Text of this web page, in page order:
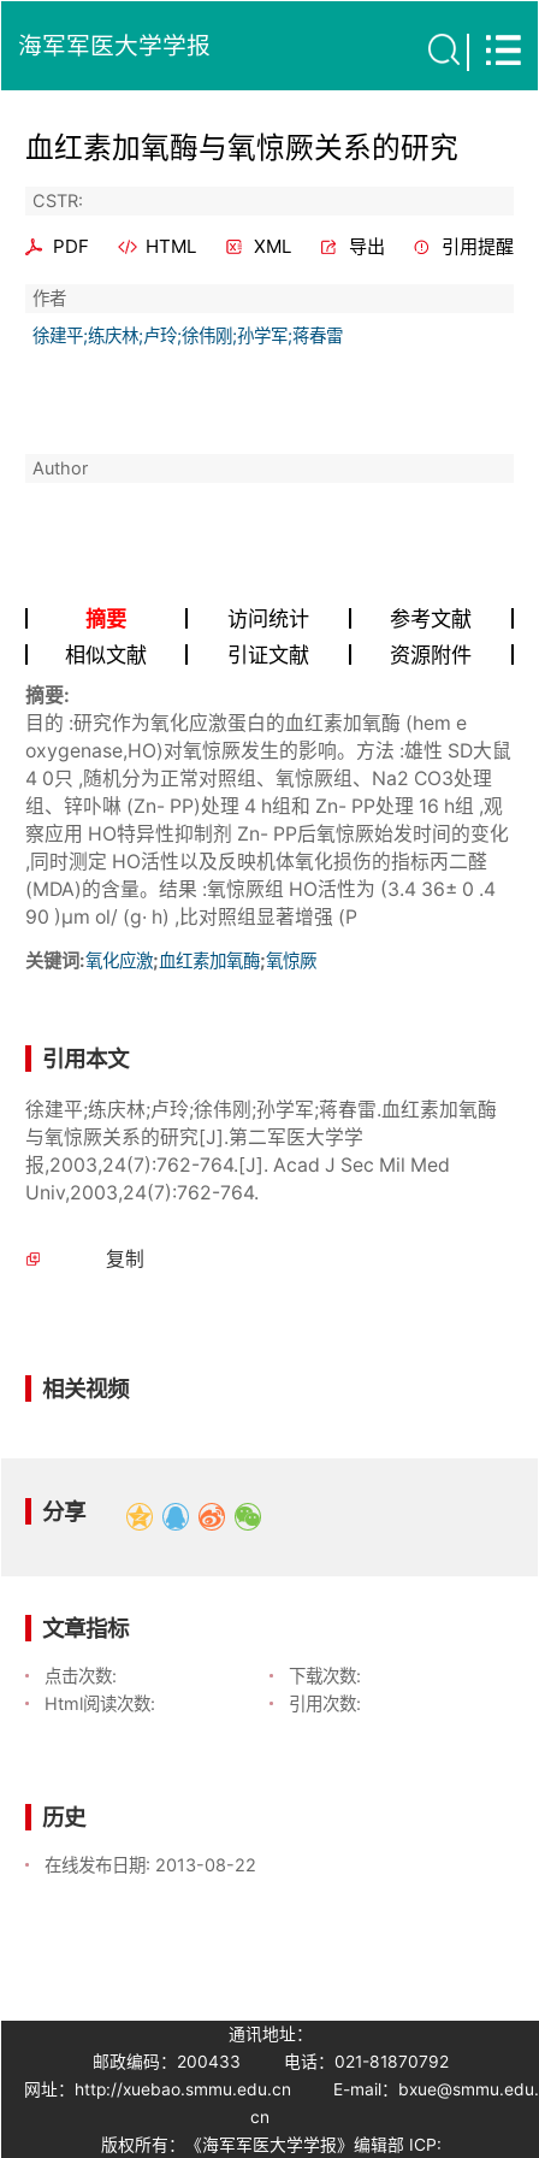
海军军医大学学报
血红素加氧酶与氧惊厥关系的研究
CSTR:
PDF HTML XML 导出 引用提醒
作者
徐建平;练庆林;卢玲;徐伟刚;孙学军;蒋春雷
Author
摘要 访问统计
参考文献
相似文献
引证文献 资源附件
摘要:
目的 :研究作为氧化应激蛋白的血红素加氧酶 (hem e
oxygenase,HO)对氧惊厥发生的影响。方法 :雄性 SD大鼠
4 0只 ,随机分为正常对照组、氧惊厥组、Na2 CO3处理
组、锌卟啉 (Zn- PP)处理 4 h组和 Zn- PP处理 16 h组 ,观
察应用 HO特异性抑制剂 Zn- PP后氧惊厥始发时间的变化
,同时测定 HO活性以及反映机体氧化损伤的指标丙二醛
(MDA)的含量。结果 :氧惊厥组 HO活性为 (3.4 36± 0 .4
90 )μm ol/ (g· h) ,比对照组显著增强 (P
关键词:氧化应激;血红素加氧酶;氧惊厥
引用本文
徐建平;练庆林;卢玲;徐伟刚;孙学军;蒋春雷.血红素加氧酶
与氧惊厥关系的研究[J].第二军医大学学
报,2003,24(7):762-764.[J]. Acad J Sec Mil Med
Univ,2003,24(7):762-764.
复制
相关视频
分享
文章指标
点击次数:
下载次数:
Html阅读次数:
引用次数:
历史
在线发布日期: 2013-08-22
通讯地址：
邮政编码：200433
电话：021-81870792
网址：http://xuebao.smmu.edu.cn
E-mail：bxue@smmu.edu.
cn
版权所有：《海军军医大学学报》编辑部 ICP: